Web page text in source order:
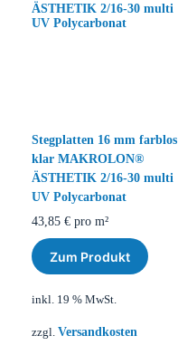
Stegplatten 16 mm farblos
klar MAKROLON®
ÄSTHETIK 2/16-30 multi
UV Polycarbonat
43,85 € pro m²
Zum Produkt
inkl. 19 % MwSt.
zzgl. Versandkosten